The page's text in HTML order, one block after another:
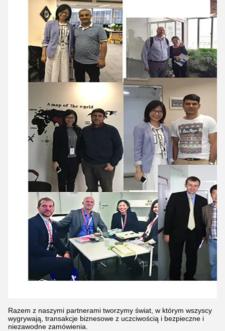
Razem z naszymi partnerami tworzymy świat, w którym wszyscy
wygrywają, transakcje biznesowe z uczciwością i bezpieczne i
niezawodne zamówienia.